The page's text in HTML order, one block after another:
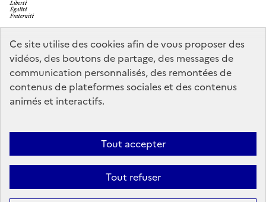
Ce site utilise des cookies afin de vous proposer des
vidéos, des boutons de partage, des messages de
communication personnalisés, des remontées de
contenus de plateformes sociales et des contenus
animés et interactifs.
Tout accepter
Tout refuser
legifrance.gouv.fr
info.gouv.fr
service-public.gouv.fr
data.gouv.fr
Crédits Accessibilité : partiellement conforme
Mentions légales
Politique d’utilisation des témoins de connexion (cookies)
générale de protection des données
Nous contacter